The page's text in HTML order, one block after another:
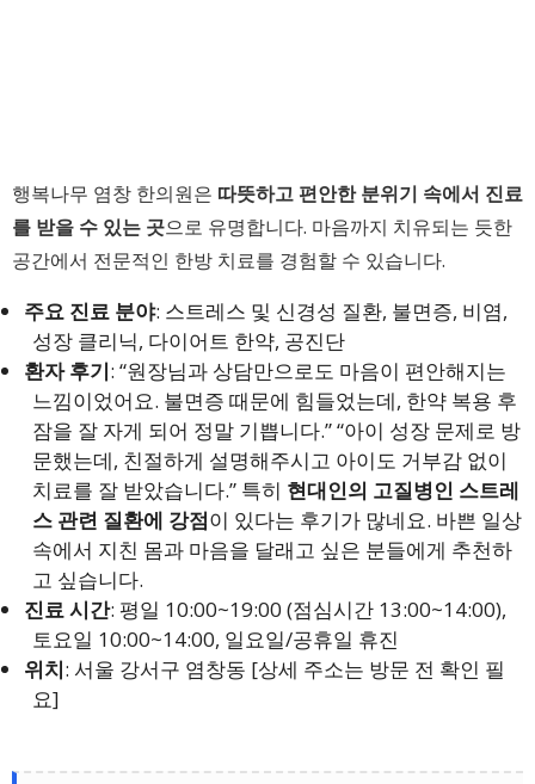
행복나무 염창 한의원은 따뜻하고 편안한 분위기 속에서 진료
를 받을 수 있는 곳으로 유명합니다. 마음까지 치유되는 듯한
공간에서 전문적인 한방 치료를 경험할 수 있습니다.
주요 진료 분야: 스트레스 및 신경성 질환, 불면증, 비염,
성장 클리닉, 다이어트 한약, 공진단
환자 후기: “원장님과 상담만으로도 마음이 편안해지는
느낌이었어요. 불면증 때문에 힘들었는데, 한약 복용 후
잠을 잘 자게 되어 정말 기쁩니다.” “아이 성장 문제로 방
문했는데, 친절하게 설명해주시고 아이도 거부감 없이
치료를 잘 받았습니다.” 특히 현대인의 고질병인 스트레
스 관련 질환에 강점이 있다는 후기가 많네요. 바쁜 일상
속에서 지친 몸과 마음을 달래고 싶은 분들에게 추천하
고 싶습니다.
진료 시간: 평일 10:00~19:00 (점심시간 13:00~14:00),
토요일 10:00~14:00, 일요일/공휴일 휴진
위치: 서울 강서구 염창동 [상세 주소는 방문 전 확인 필
요]